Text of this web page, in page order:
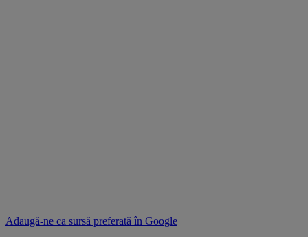
Adaugă-ne ca sursă preferată în Google